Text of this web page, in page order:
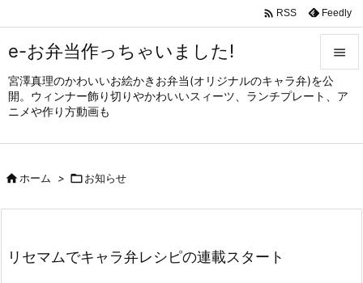
e-お弁当作っちゃいました!
宮澤真理のかわいいお絵かきお弁当(オリジナルのキャラ弁)を公
開。ウィンナー飾り切りやかわいいスィーツ、ランチプレート、ア
ニメや作り方動画も


メニュ
サイド

 RSS Feedly
ホーム > お知らせ
リセマムでキャラ弁レシピの連載スタート